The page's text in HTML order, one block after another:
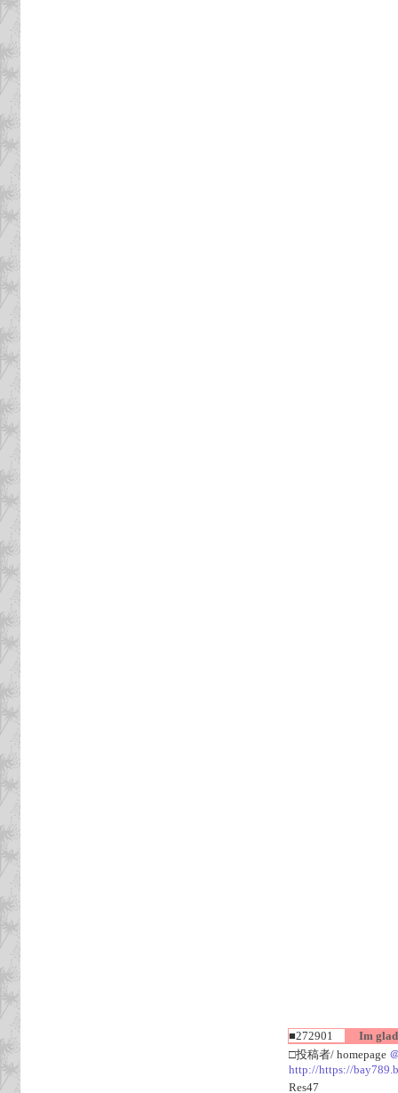
■272901
Im glad
□投稿者/ homepage
http://https://
Res47